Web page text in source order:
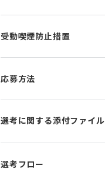
受動喫煙防止措置
応募方法
選考に関する添付ファイル
選考フロー